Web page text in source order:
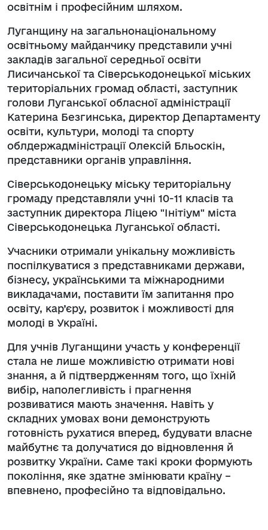
освітнім і професійним шляхом.
Луганщину на загальнонаціональному
освітньому майданчику представили учні
закладів загальної середньої освіти
Лисичанської та Сіверськодонецької міських
територіальних громад області, заступник
голови Луганської обласної адміністрації
Катерина Безгинська, директор Департаменту
освіти, культури, молоді та спорту
облдержадміністрації Олексій Бльоскін,
представники органів управління.
Сіверськодонецьку міську територіальну
громаду представляли учні 10-11 класів та
заступник директора Ліцею "Інітіум" міста
Сіверськодонецька Луганської області.
Учасники отримали унікальну можливість
поспілкуватися з представниками держави,
бізнесу, українськими та міжнародними
викладачами, поставити їм запитання про
освіту, кар’єру, розвиток і можливості для
молоді в Україні.
Для учнів Луганщини участь у конференції
стала не лише можливістю отримати нові
знання, а й підтвердженням того, що їхній
вибір, наполегливість і прагнення
розвиватися мають значення. Навіть у
складних умовах вони демонструють
готовність рухатися вперед, будувати власне
майбутнє та долучатися до відновлення й
розвитку України. Саме такі кроки формують
покоління, яке здатне змінювати країну –
впевнено, професійно та відповідально.